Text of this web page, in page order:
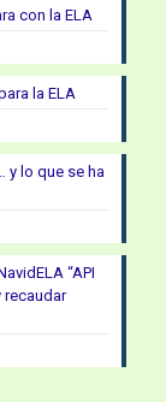
con la ELA
la ELA
y lo que se ha
“API
recaudar